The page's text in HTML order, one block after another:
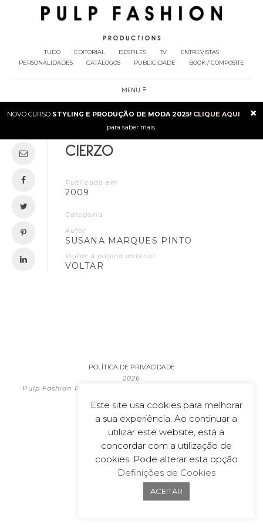
TUDO EDITORIAL DESFILES TV
ENTREVISTAS
PERSONALIDADES
CATÁLOGOS PUBLICIDADE BOOK / COMPOSITE
MENU
×
NOVO CURSO STYLING E PRODUÇÃO DE MODA 2025! CLIQUE AQUI
para saber mais.
CIERZO
Publicado em
2009
Categoria
Autor
SUSANA MARQUES PINTO
Voltar à página anterior
VOLTAR
POLÍTICA DE PRIVACIDADE
2026
Pulp Fashion Productions | All material on this website is
Powered by wecoDEK, Lda
Este site usa cookies para melhorar
a sua experiência. Ao continuar a
utilizar este website, está a
concordar com a utilização de
cookies. Pode alterar esta opção
Definições de Cookies
ACEITAR